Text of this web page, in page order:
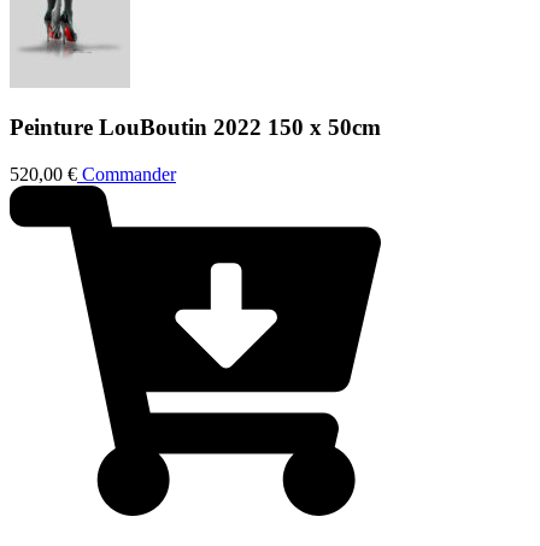
Peinture LouBoutin 2022 150 x 50cm
520,00 € Commander